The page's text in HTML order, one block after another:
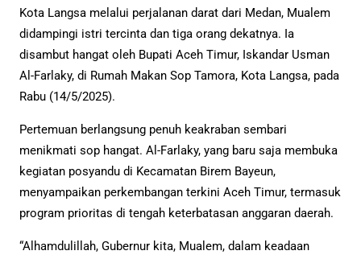
Kota Langsa melalui perjalanan darat dari Medan, Mualem
didampingi istri tercinta dan tiga orang dekatnya. Ia
disambut hangat oleh Bupati Aceh Timur, Iskandar Usman
Al-Farlaky, di Rumah Makan Sop Tamora, Kota Langsa, pada
Rabu (14/5/2025).
Pertemuan berlangsung penuh keakraban sembari
menikmati sop hangat. Al-Farlaky, yang baru saja membuka
kegiatan posyandu di Kecamatan Birem Bayeun,
menyampaikan perkembangan terkini Aceh Timur, termasuk
program prioritas di tengah keterbatasan anggaran daerah.
“Alhamdulillah, Gubernur kita, Mualem, dalam keadaan